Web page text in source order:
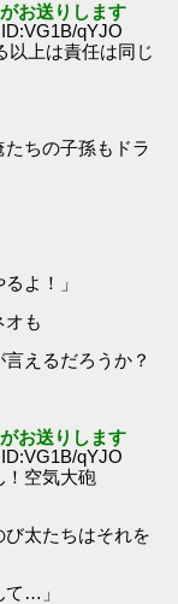
お送りします
qYJO
以上は責任は同じ
ちの子孫もドラ
よ！」
オも
えるだろうか？
お送りします
qYJO
！空気大砲
び太たちはそれを
…」